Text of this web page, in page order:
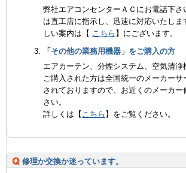
弊社エアコンセンターＡＣにお電話下
は直工店に指示し、迅速に対応いたし
しい案内は【 こちら 】にございます。
「その他の業務用機器」をご購入の方
エアカーテン、分煙システム、空気清
ご購入された方は全国統一のメーカー
されておりますので、お近くのメーカ
さい。
詳しくは【 こちら 】をご覧ください。
修理か交換か迷っています。